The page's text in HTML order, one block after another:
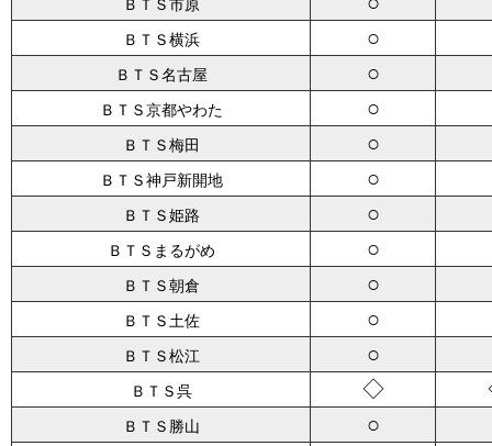
ＢＴＳ市原
ＢＴＳ横浜 ○
ＢＴＳ名古屋 ○
ＢＴＳ京都やわた ○
ＢＴＳ梅田 ○
ＢＴＳ神戸新開地 ○
ＢＴＳ姫路 ○
ＢＴＳまるがめ ○
ＢＴＳ朝倉 ○
ＢＴＳ土佐 ○
ＢＴＳ松江 ○
ＢＴＳ呉 ◇
ＢＴＳ勝山 ○